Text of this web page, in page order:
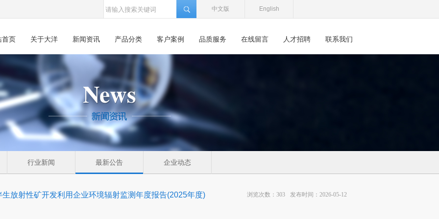
中文版 English
首页 关于大洋 新闻资讯 产品分类 客户案例 品质服务 在线留言 人才招聘 联系我们
行业新闻 最新公告 企业动态
生放射性矿开发利用企业环境辐射监测年度报告(2025年度) 浏览次数：303 发布时间：2026-05-12